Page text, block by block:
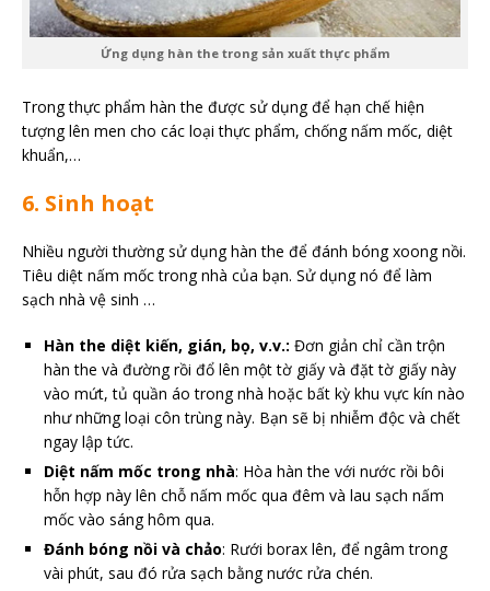
Ứng dụng hàn the trong sản xuất thực phẩm
Trong thực phẩm hàn the được sử dụng để hạn chế hiện
tượng lên men cho các loại thực phẩm, chống nấm mốc, diệt
khuẩn,…
6. Sinh hoạt
Nhiều người thường sử dụng hàn the để đánh bóng xoong nồi.
Tiêu diệt nấm mốc trong nhà của bạn. Sử dụng nó để làm
sạch nhà vệ sinh …
Hàn the diệt kiến, gián, bọ, v.v.: Đơn giản chỉ cần trộn
hàn the và đường rồi đổ lên một tờ giấy và đặt tờ giấy này
vào mứt, tủ quần áo trong nhà hoặc bất kỳ khu vực kín nào
như những loại côn trùng này. Bạn sẽ bị nhiễm độc và chết
ngay lập tức.
Diệt nấm mốc trong nhà: Hòa hàn the với nước rồi bôi
hỗn hợp này lên chỗ nấm mốc qua đêm và lau sạch nấm
mốc vào sáng hôm qua.
Đánh bóng nồi và chảo: Rưới borax lên, để ngâm trong
vài phút, sau đó rửa sạch bằng nước rửa chén.